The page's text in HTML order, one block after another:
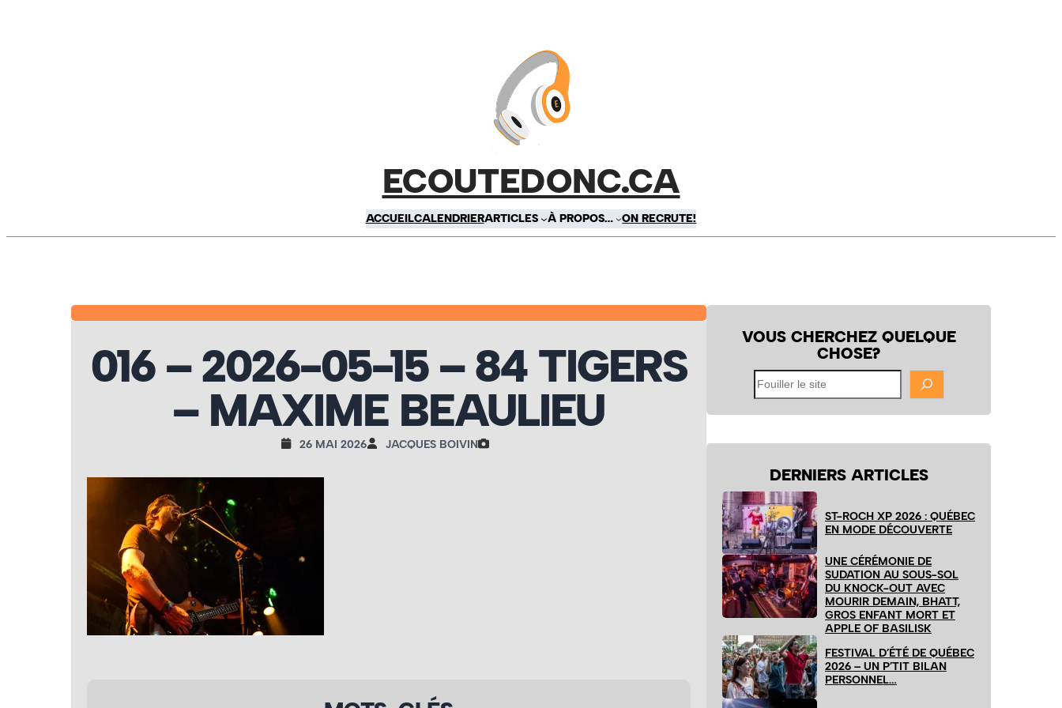
ECOUTEDONC.CA
ACCUEILCALENDRIERARTICLES À PROPOS… ON RECRUTE!
016 – 2026-05-15 – 84 TIGERS
– MAXIME BEAULIEU
26 MAI 2026 JACQUES BOIVIN
VOUS CHERCHEZ QUELQUE
CHOSE?
Fouiller
le
site
DERNIERS ARTICLES
ST-ROCH XP 2026 : QUÉBEC
EN MODE DÉCOUVERTE
UNE CÉRÉMONIE DE
SUDATION AU SOUS-SOL
DU KNOCK-OUT AVEC
MOURIR DEMAIN, BHATT,
GROS ENFANT MORT ET
APPLE OF BASILISK
FESTIVAL D’ÉTÉ DE QUÉBEC
2026 – UN P’TIT BILAN
PERSONNEL…